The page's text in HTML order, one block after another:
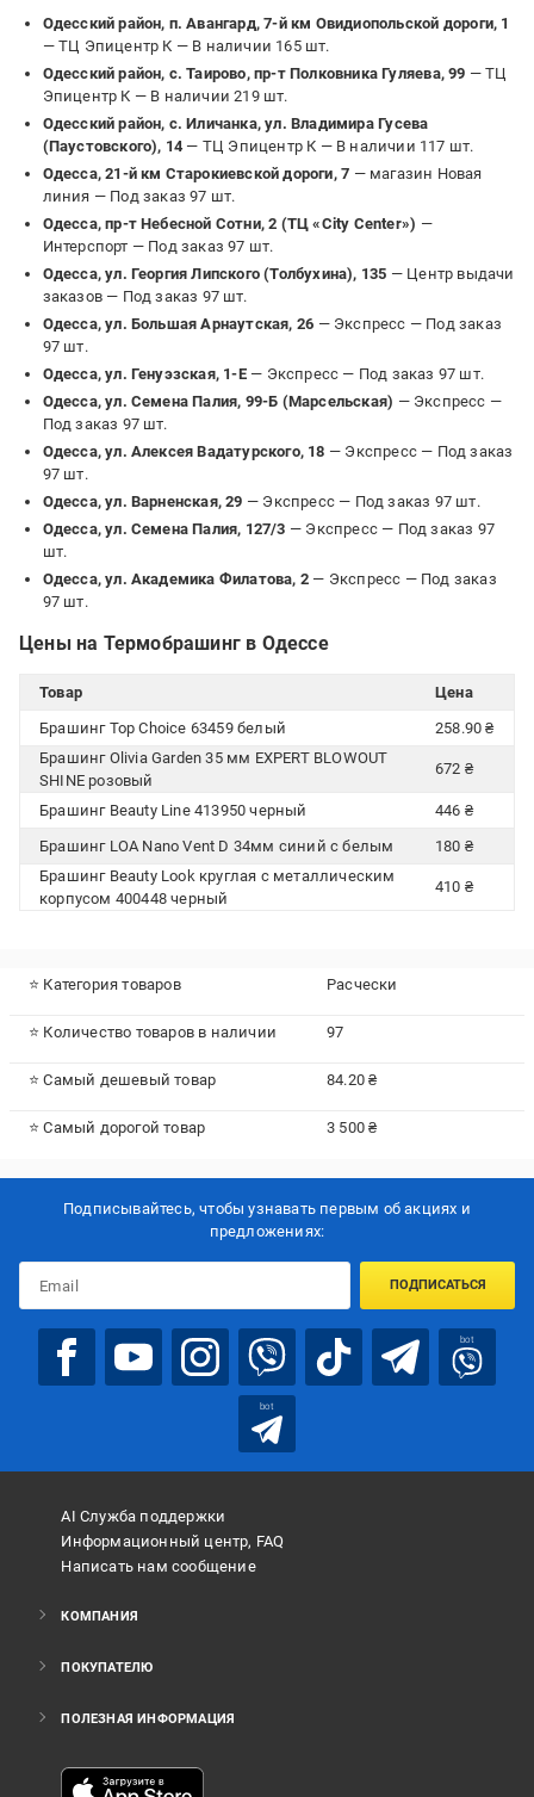
Одесский район, п. Авангард, 7-й км Овидиопольской дороги, 1
— ТЦ Эпицентр К — В наличии 165 шт.
Одесский район, с. Таирово, пр-т Полковника Гуляева, 99 — ТЦ
Эпицентр К — В наличии 219 шт.
Одесский район, с. Иличанка, ул. Владимира Гусева
(Паустовского), 14 — ТЦ Эпицентр К — В наличии 117 шт.
Одесса, 21-й км Старокиевской дороги, 7 — магазин Новая
линия — Под заказ 97 шт.
Одесса, пр-т Небесной Сотни, 2 (ТЦ «City Center») —
Интерспорт — Под заказ 97 шт.
Одесса, ул. Георгия Липского (Толбухина), 135 — Центр выдачи
заказов — Под заказ 97 шт.
Одесса, ул. Большая Арнаутская, 26 — Экспресс — Под заказ
97 шт.
Одесса, ул. Генуэзская, 1-Е— Экспресс — Под заказ 97 шт.
Одесса, ул. Семена Палия, 99-Б (Марсельская) — Экспресс —
Под заказ 97 шт.
Одесса, ул. Алексея Вадатурского, 18 — Экспресс — Под заказ
97 шт.
Одесса, ул. Варненская, 29 — Экспресс — Под заказ 97 шт.
Одесса, ул. Семена Палия, 127/3 — Экспресс — Под заказ 97
шт.
Одесса, ул. Академика Филатова, 2 — Экспресс — Под заказ
97 шт.
Цены на Термобрашинг в Одессе
Товар
Цена
Брашинг Top Choice 63459 белый
258.90 ₴
Брашинг Olivia Garden 35 мм EXPERT BLOWOUT
SHINE розовый
672 ₴
Брашинг Beauty Line 413950 черный
446 ₴
Брашинг LOA Nano Vent D 34мм синий с белым
180 ₴
Брашинг Beauty Look круглая с металлическим
корпусом 400448 черный
410 ₴
⭐ Категория товаров Расчески
⭐ Количество товаров в наличии 97
⭐ Самый дешевый товар 84.20 ₴
⭐ Самый дорогой товар 3 500 ₴
Подписывайтесь, чтобы узнавать первым об акцияx и
предложениях:
ПОДПИСАТЬСЯ
bot
bot
AI Служба поддержки
Информационный центр, FAQ
Написать нам сообщение
КОМПАНИЯ
ПОКУПАТЕЛЮ
ПОЛЕЗНАЯ ИНФОРМАЦИЯ